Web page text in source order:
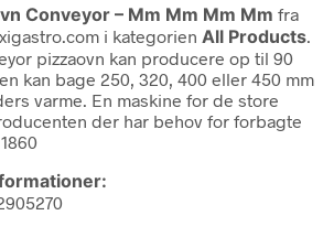
Conveyor – Mm Mm Mm Mm fra
i kategorien All Products.
pizzaovn kan producere op til 90
kan bage 250, 320, 400 eller 450 mm
varme. En maskine for de store
der har behov for forbagte